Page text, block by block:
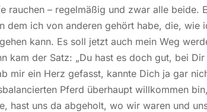
rauchen – regelmäßig und zwar alle beide.
dem ich von anderen gehört habe, die,
kann. Es soll jetzt auch mein Weg
kam der Satz: „Du hast es doch gut, bei
mir ein Herz gefasst, kannte Dich ja gar
Pferd überhaupt willkommen
hast uns da abgeholt, wo wir waren und